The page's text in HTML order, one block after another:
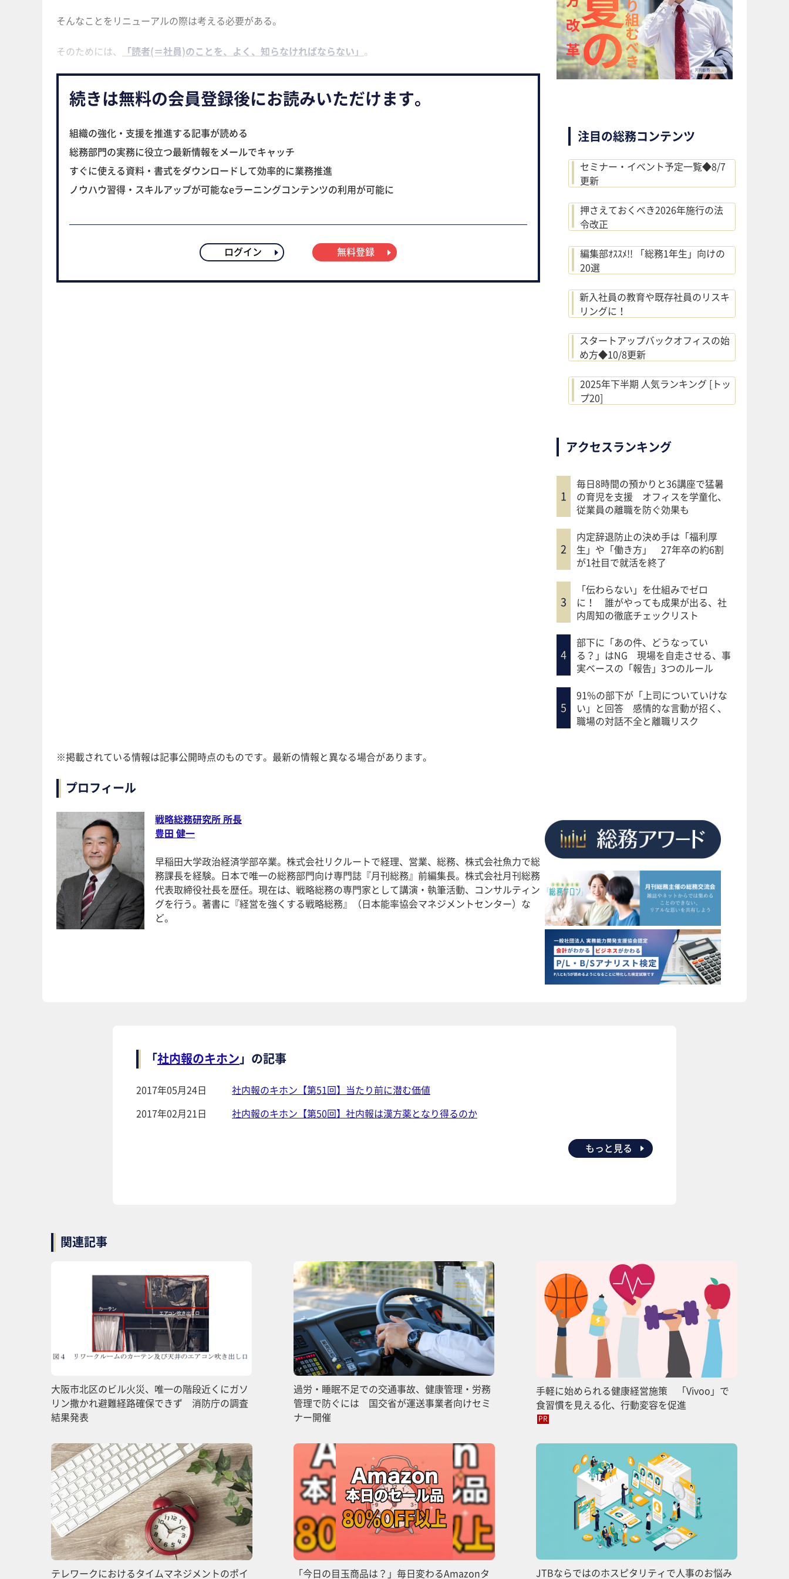
注目の総務コンテンツ
セミナー・イベント予定一覧◆8/7
更新
押さえておくべき2026年施行の法
令改正
編集部ｵｽｽﾒ!! 「総務1年生」向けの
20選
新入社員の教育や既存社員のリスキ
リングに！
スタートアップバックオフィスの始
め方◆10/8更新
2025年下半期 人気ランキング [トッ
プ20]
アクセスランキング
毎日8時間の預かりと36講座で猛暑
の育児を支援 オフィスを学童化、
従業員の離職を防ぐ効果も
内定辞退防止の決め手は「福利厚
生」や「働き方」 27年卒の約6割
が1社目で就活を終了
「伝わらない」を仕組みでゼロ
に！ 誰がやっても成果が出る、社
内周知の徹底チェックリスト
部下に「あの件、どうなってい
る？」はNG 現場を自走させる、事
実ベースの「報告」3つのルール
91%の部下が「上司についていけな
い」と回答 感情的な言動が招く、
職場の対話不全と離職リスク
そんなことをリニューアルの際は考える必要がある。
そのためには、 「読者(＝社員)のことを、よく、知らなければならない」 。
続きは無料の会員登録後にお読みいただけます。
組織の強化・支援を推進する記事が読める
総務部門の実務に役立つ最新情報をメールでキャッチ
すぐに使える資料・書式をダウンロードして効率的に業務推進
ノウハウ習得・スキルアップが可能なeラーニングコンテンツの利用が可能に
ログイン 無料登録
※掲載されている情報は記事公開時点のものです。最新の情報と異なる場合があります。
プロフィール
戦略総務研究所 所長
豊田 健一
早稲田大学政治経済学部卒業。株式会社リクルートで経理、営業、総務、株式会社魚力で総
務課長を経験。日本で唯一の総務部門向け専門誌『月刊総務』前編集長。株式会社月刊総務
代表取締役社長を歴任。現在は、戦略総務の専門家として講演・執筆活動、コンサルティン
グを行う。著書に『経営を強くする戦略総務』（日本能率協会マネジメントセンター）な
ど。
「社内報のキホン」の記事
2017年05月24日
社内報のキホン【第51回】当たり前に潜む価値
2017年02月21日
社内報のキホン【第50回】社内報は漢方薬となり得るのか
もっと見る
関連記事
大阪市北区のビル火災、唯一の階段近くにガソ
リン撒かれ避難経路確保できず 消防庁の調査
結果発表
過労・睡眠不足での交通事故、健康管理・労務
管理で防ぐには 国交省が運送事業者向けセミ
ナー開催
手軽に始められる健康経営施策 「Vivoo」で
食習慣を見える化、行動変容を促進
PR
テレワークにおけるタイムマネジメントのポイ 「今日の目玉商品は？」毎日変わるAmazonタ JTBならではのホスピタリティで人事のお悩み